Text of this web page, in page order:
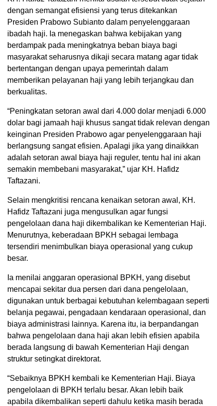
00:00
dengan semangat efisiensi yang terus ditekankan
Presiden Prabowo Subianto dalam penyelenggaraan
ibadah haji. Ia menegaskan bahwa kebijakan yang
berdampak pada meningkatnya beban biaya bagi
masyarakat seharusnya dikaji secara matang agar tidak
bertentangan dengan upaya pemerintah dalam
memberikan pelayanan haji yang lebih terjangkau dan
berkualitas.
“Peningkatan setoran awal dari 4.000 dolar menjadi 6.000
dolar bagi jamaah haji khusus sangat tidak relevan dengan
keinginan Presiden Prabowo agar penyelenggaraan haji
berlangsung sangat efisien. Apalagi jika yang dinaikkan
adalah setoran awal biaya haji reguler, tentu hal ini akan
semakin membebani masyarakat,” ujar KH. Hafidz
Taftazani.
Selain mengkritisi rencana kenaikan setoran awal, KH.
Hafidz Taftazani juga mengusulkan agar fungsi
pengelolaan dana haji dikembalikan ke Kementerian Haji.
Menurutnya, keberadaan BPKH sebagai lembaga
tersendiri menimbulkan biaya operasional yang cukup
besar.
Ia menilai anggaran operasional BPKH, yang disebut
mencapai sekitar dua persen dari dana pengelolaan,
digunakan untuk berbagai kebutuhan kelembagaan seperti
belanja pegawai, pengadaan kendaraan operasional, dan
biaya administrasi lainnya. Karena itu, ia berpandangan
bahwa pengelolaan dana haji akan lebih efisien apabila
berada langsung di bawah Kementerian Haji dengan
struktur setingkat direktorat.
“Sebaiknya BPKH kembali ke Kementerian Haji. Biaya
pengelolaan di BPKH terlalu besar. Akan lebih baik
apabila dikembalikan seperti dahulu ketika masih berada